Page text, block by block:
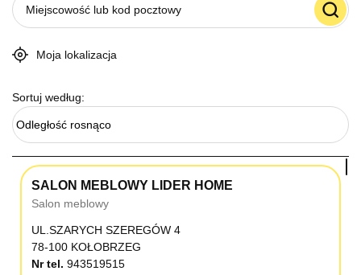
Moja lokalizacja
Sortuj według:
Odległość rosnąco
SALON MEBLOWY LIDER HOME
Salon meblowy
UL.SZARYCH SZEREGÓW 4
78-100 KOŁOBRZEG
Nr tel. 943519515